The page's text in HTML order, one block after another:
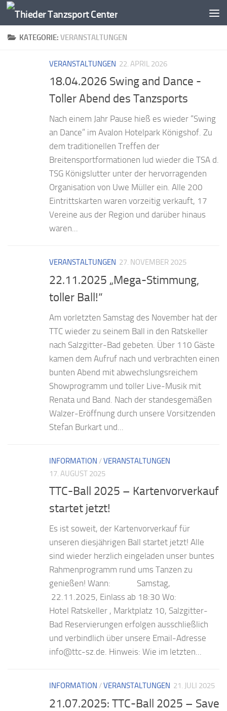
Zum Inhalt springen
KATEGORIE: VERANSTALTUNGEN
VERANSTALTUNGEN 22. APRIL 2026
18.04.2026 Swing and Dance -
Toller Abend des Tanzsports
Nach einem Jahr Pause hieß es wieder “Swing
an Dance” im Avalon Hotelpark Königshof. Zu
dem traditionellen Treffen der
Breitensportformationen lud wieder die TSA d.
TSG Königslutter unter der hervorragenden
Organisation von Uwe Müller ein. Alle 200
Eintrittskarten waren vorzeitig verkauft, 17
Vereine aus der Region und darüber hinaus
waren...
VERANSTALTUNGEN 27. NOVEMBER 2025
22.11.2025 „Mega-Stimmung,
toller Ball!“
Am vorletzten Samstag des November hat der
TTC wieder zu seinem Ball in den Ratskeller
nach Salzgitter-Bad gebeten. Über 110 Gäste
kamen dem Aufruf nach und verbrachten einen
bunten Abend mit abwechslungsreichem
Showprogramm und toller Live-Musik mit
Renata und Band. Nach der standesgemäßen
Walzer-Eröffnung durch unsere Vorsitzenden
Stefan Burkart und...
INFORMATION /VERANSTALTUNGEN
17. AUGUST 2025
TTC-Ball 2025 – Kartenvorverkauf
startet jetzt!
Es ist soweit, der Kartenvorverkauf für
unseren diesjährigen Ball startet jetzt! Alle
sind wieder herzlich eingeladen unser buntes
Rahmenprogramm rund ums Tanzen zu
genießen! Wann: Samstag,
22.11.2025, Einlass ab 18:30 Wo:
Hotel Ratskeller , Marktplatz 10, Salzgitter-
Bad Reservierungen erfolgen ausschließlich
und verbindlich über unsere Email-Adresse
info@ttc-sz.de. Hinweis: Wie im letzten...
INFORMATION /VERANSTALTUNGEN 21. JULI 2025
21.07.2025: TTC-Ball 2025 – Save